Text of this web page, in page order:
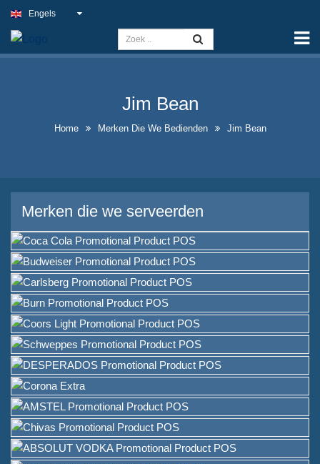
Capaciteit
neonbordoplossingen
Opvallend Ontwerp van
Likeurfles-displayontwerp
A-frame krijtbordborden te
koop
Leverancier van
wijnverpakkingsoplossingen
Aangepaste barmenuhouder
Standaard voor tafel
IJsemmer
Engels
Jim Bean
Home Merken Die We Bedienden Jim Bean
Merken die we serveerden